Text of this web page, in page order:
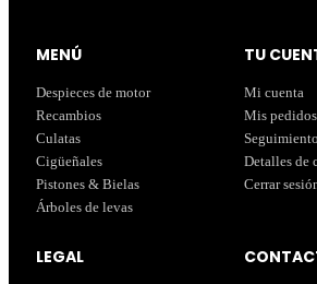
MENÚ
Despieces de motor
Recambios
Culatas
Cigüeñales
Pistones & Bielas
Árboles de levas
TU
Mi cuenta
Mis pedidos
Seguimiento
Detalles de
Cerrar
LEGAL